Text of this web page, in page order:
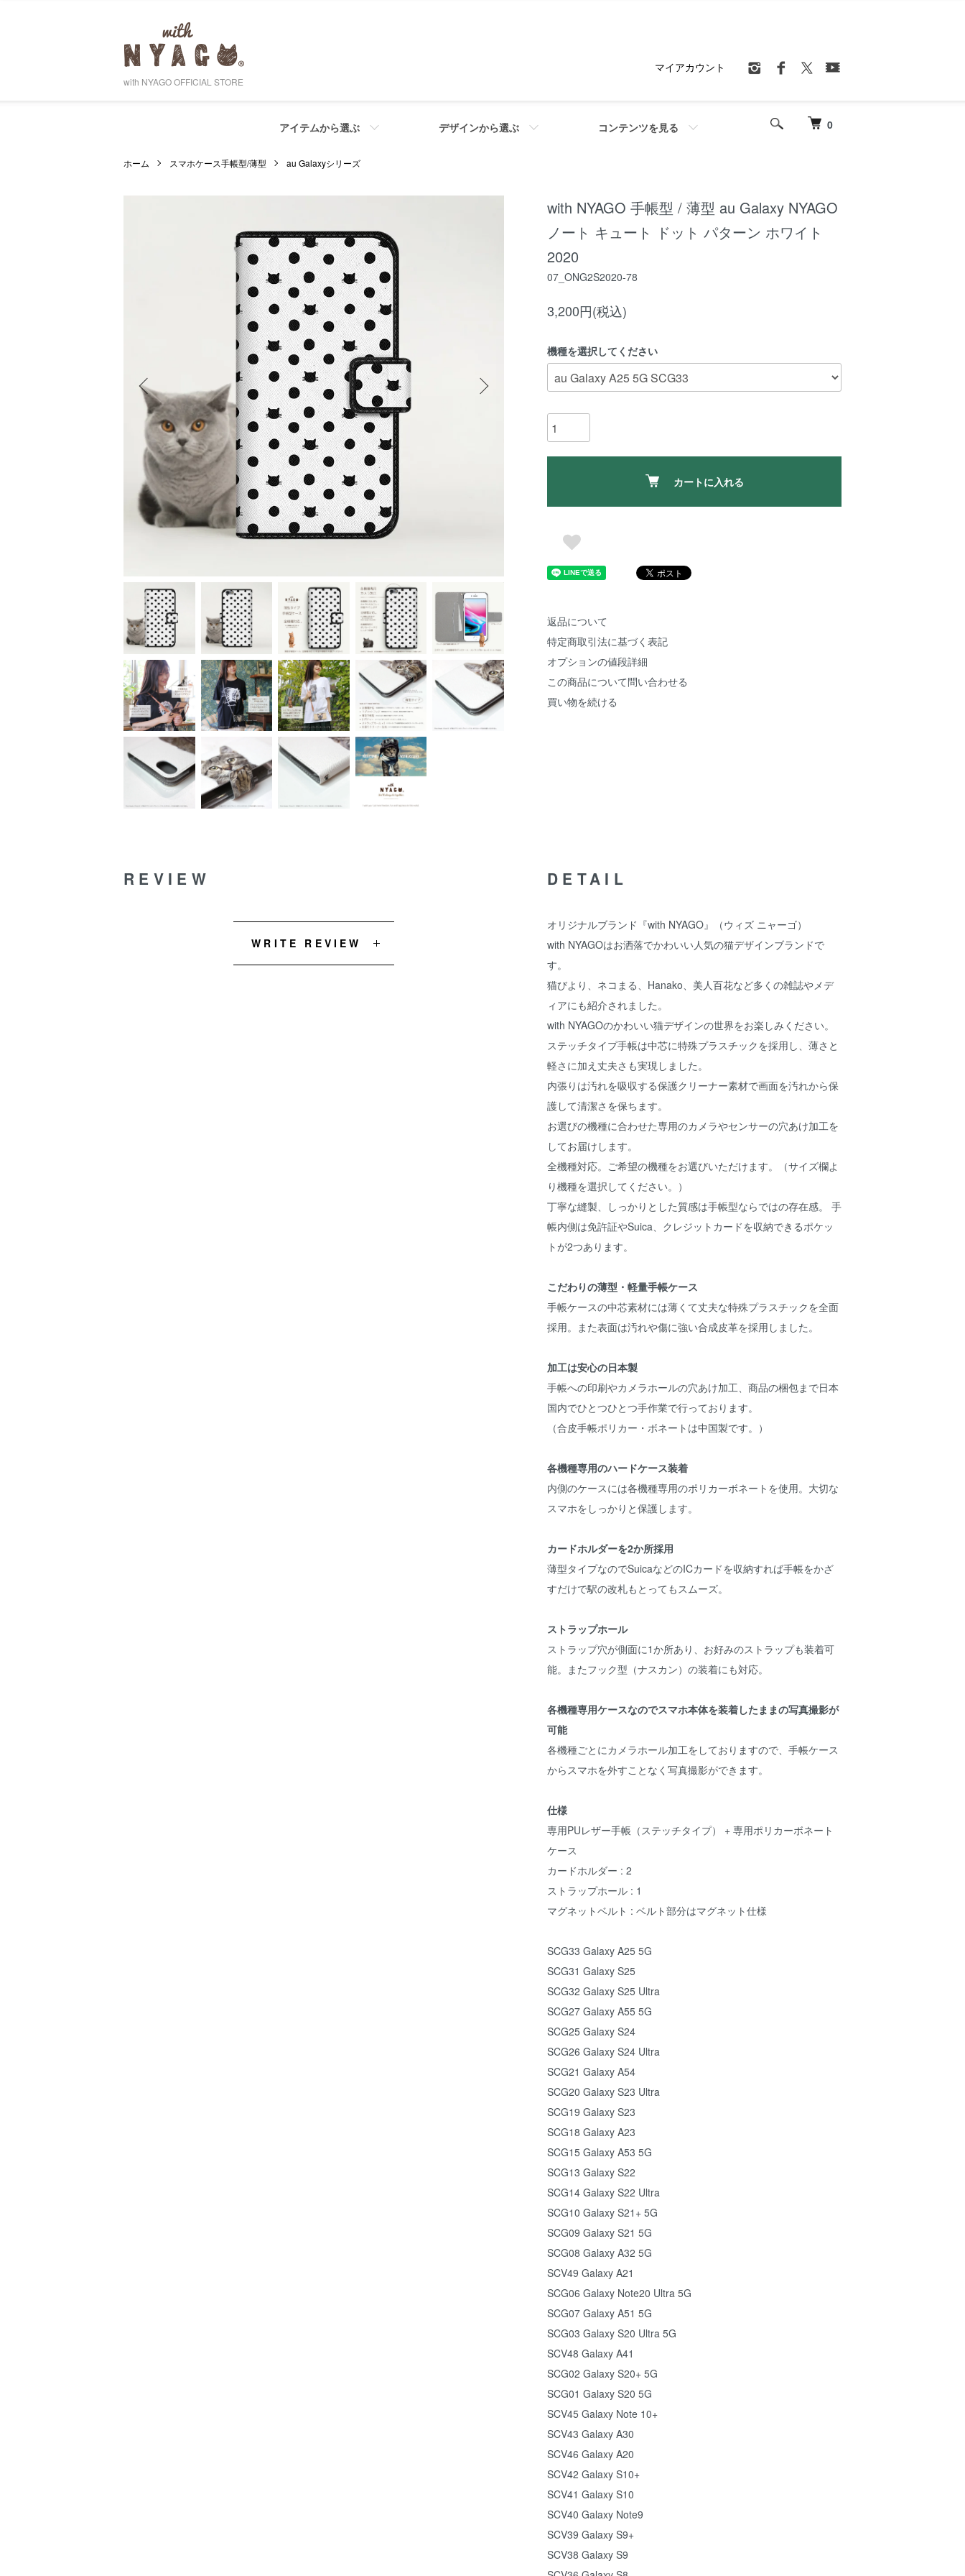
with NYAGO OFFICIAL STORE
0
アイテムから選ぶ デザインから選ぶ コンテンツを見る
マイアカウント
ホーム スマホケース手帳型/薄型 au Galaxyシリーズ
with NYAGO 手帳型 / 薄型 au Galaxy NYAGO
ノート キュート ドット パターン ホワイト
2020
07_ONG2S2020-78
3,200円(税込)
機種を選択してください
カートに入れる
返品について
特定商取引法に基づく表記
オプションの値段詳細
この商品について問い合わせる
買い物を続ける
DETAIL
オリジナルブランド『with NYAGO』（ウィズ ニャーゴ）
with NYAGOはお洒落でかわいい人気の猫デザインブランドで
す。
猫びより、ネコまる、Hanako、美人百花など多くの雑誌やメデ
ィアにも紹介されました。
with NYAGOのかわいい猫デザインの世界をお楽しみください。
ステッチタイプ手帳は中芯に特殊プラスチックを採用し、薄さと
軽さに加え丈夫さも実現しました。
内張りは汚れを吸収する保護クリーナー素材で画面を汚れから保
護して清潔さを保ちます。
お選びの機種に合わせた専用のカメラやセンサーの穴あけ加工を
してお届けします。
全機種対応。ご希望の機種をお選びいただけます。（サイズ欄よ
り機種を選択してください。）
丁寧な縫製、しっかりとした質感は手帳型ならではの存在感。 手
帳内側は免許証やSuica、クレジットカードを収納できるポケッ
トが2つあります。
こだわりの薄型・軽量手帳ケース
手帳ケースの中芯素材には薄くて丈夫な特殊プラスチックを全面
採用。また表面は汚れや傷に強い合成皮革を採用しました。
加工は安心の日本製
手帳への印刷やカメラホールの穴あけ加工、商品の梱包まで日本
国内でひとつひとつ手作業で行っております。
（合皮手帳ポリカー・ボネートは中国製です。）
各機種専用のハードケース装着
内側のケースには各機種専用のポリカーボネートを使用。大切な
スマホをしっかりと保護します。
カードホルダーを2か所採用
薄型タイプなのでSuicaなどのICカードを収納すれば手帳をかざ
すだけで駅の改札もとってもスムーズ。
ストラップホール
ストラップ穴が側面に1か所あり、お好みのストラップも装着可
能。またフック型（ナスカン）の装着にも対応。
各機種専用ケースなのでスマホ本体を装着したままの写真撮影が
可能
各機種ごとにカメラホール加工をしておりますので、手帳ケース
からスマホを外すことなく写真撮影ができます。
仕様
専用PUレザー手帳（ステッチタイプ） + 専用ポリカーボネート
ケース
カードホルダー : 2
ストラップホール : 1
マグネットベルト : ベルト部分はマグネット仕様
SCG33 Galaxy A25 5G
SCG31 Galaxy S25
SCG32 Galaxy S25 Ultra
SCG27 Galaxy A55 5G
SCG25 Galaxy S24
SCG26 Galaxy S24 Ultra
SCG21 Galaxy A54
SCG20 Galaxy S23 Ultra
SCG19 Galaxy S23
SCG18 Galaxy A23
SCG15 Galaxy A53 5G
SCG13 Galaxy S22
SCG14 Galaxy S22 Ultra
SCG10 Galaxy S21+ 5G
SCG09 Galaxy S21 5G
SCG08 Galaxy A32 5G
SCV49 Galaxy A21
SCG06 Galaxy Note20 Ultra 5G
SCG07 Galaxy A51 5G
SCG03 Galaxy S20 Ultra 5G
SCV48 Galaxy A41
SCG02 Galaxy S20+ 5G
SCG01 Galaxy S20 5G
SCV45 Galaxy Note 10+
SCV43 Galaxy A30
SCV46 Galaxy A20
SCV42 Galaxy S10+
SCV41 Galaxy S10
SCV40 Galaxy Note9
SCV39 Galaxy S9+
SCV38 Galaxy S9
REVIEW
WRITE REVIEW